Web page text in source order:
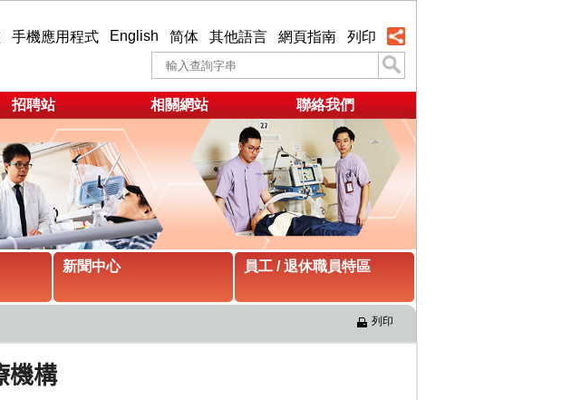
手機應用程式 English 简体 其他語言 網頁指南 列印
招聘站 相關網站 聯絡我們
新聞中心 員工 / 退休職員特區
列印